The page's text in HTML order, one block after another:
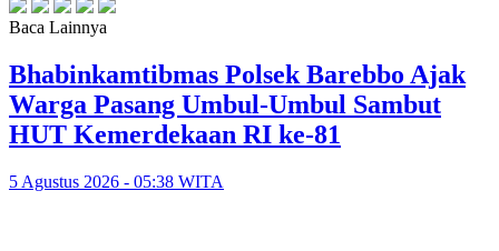
Baca Lainnya
Bhabinkamtibmas Polsek Barebbo Ajak
Warga Pasang Umbul-Umbul Sambut
HUT Kemerdekaan RI ke-81
5 Agustus 2026 - 05:38 WITA